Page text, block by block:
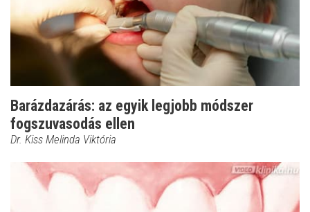
Barázdazárás: az egyik legjobb módszer
fogszuvasodás ellen
Dr. Kiss Melinda Viktória